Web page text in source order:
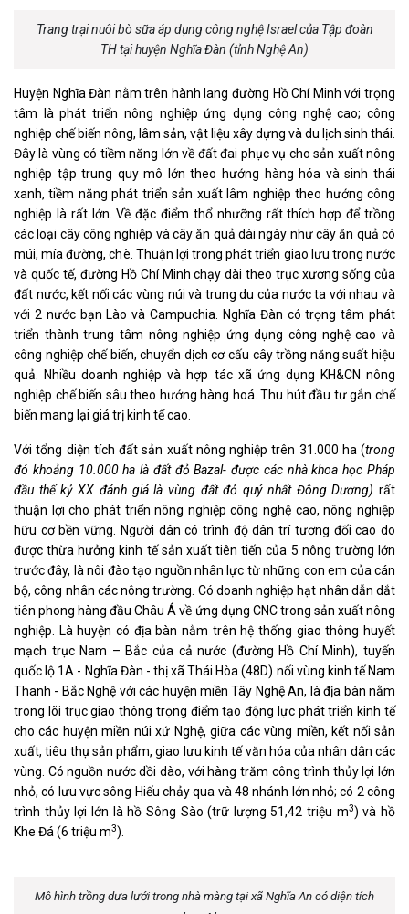
Trang trại nuôi bò sữa áp dụng công nghệ Israel của Tập đoàn
TH tại huyện Nghĩa Đàn (tỉnh Nghệ An)
Huyện Nghĩa Đàn nằm trên hành lang đường Hồ Chí Minh với trọng
tâm là phát triển nông nghiệp ứng dụng công nghệ cao; công
nghiệp chế biến nông, lâm sản, vật liệu xây dựng và du lịch sinh thái.
Đây là vùng có tiềm năng lớn về đất đai phục vụ cho sản xuất nông
nghiệp tập trung quy mô lớn theo hướng hàng hóa và sinh thái
xanh, tiềm năng phát triển sản xuất lâm nghiệp theo hướng công
nghiệp là rất lớn. Về đặc điểm thổ nhưỡng rất thích hợp để trồng
các loại cây công nghiệp và cây ăn quả dài ngày như cây ăn quả có
múi, mía đường, chè. Thuận lợi trong phát triển giao lưu trong nước
và quốc tế, đường Hồ Chí Minh chạy dài theo trục xương sống của
đất nước, kết nối các vùng núi và trung du của nước ta với nhau và
với 2 nước bạn Lào và Campuchia. Nghĩa Đàn có trọng tâm phát
triển thành trung tâm nông nghiệp ứng dụng công nghệ cao và
công nghiệp chế biến, chuyển dịch cơ cấu cây trồng năng suất hiệu
quả. Nhiều doanh nghiệp và hợp tác xã ứng dụng KH&CN nông
nghiệp chế biến sâu theo hướng hàng hoá. Thu hút đầu tư gắn chế
biến mang lại giá trị kinh tế cao.
Với tổng diện tích đất sản xuất nông nghiệp trên 31.000 ha (trong
đó khoảng 10.000 ha là đất đỏ Bazal- được các nhà khoa học Pháp
đầu thế kỷ XX đánh giá là vùng đất đỏ quý nhất Đông Dương) rất
thuận lợi cho phát triển nông nghiệp công nghệ cao, nông nghiệp
hữu cơ bền vững. Người dân có trình độ dân trí tương đối cao do
được thừa hưởng kinh tế sản xuất tiên tiến của 5 nông trường lớn
trước đây, là nôi đào tạo nguồn nhân lực từ những con em của cán
bộ, công nhân các nông trường. Có doanh nghiệp hạt nhân dẫn dắt
tiên phong hàng đầu Châu Á về ứng dụng CNC trong sản xuất nông
nghiệp. Là huyện có địa bàn nằm trên hệ thống giao thông huyết
mạch trục Nam – Bắc của cả nước (đường Hồ Chí Minh), tuyến
quốc lộ 1A - Nghĩa Đàn - thị xã Thái Hòa (48D) nối vùng kinh tế Nam
Thanh - Bắc Nghệ với các huyện miền Tây Nghệ An, là địa bàn nằm
trong lõi trục giao thông trọng điểm tạo động lực phát triển kinh tế
cho các huyện miền núi xứ Nghệ, giữa các vùng miền, kết nối sản
xuất, tiêu thụ sản phẩm, giao lưu kinh tế văn hóa của nhân dân các
vùng. Có nguồn nước dồi dào, với hàng trăm công trình thủy lợi lớn
nhỏ, có lưu vực sông Hiếu chảy qua và 48 nhánh lớn nhỏ; có 2 công
trình thủy lợi lớn là hồ Sông Sào (trữ lượng 51,42 triệu m3) và hồ
Khe Đá (6 triệu m3).
Mô hình trồng dưa lưới trong nhà màng tại xã Nghĩa An có diện tích